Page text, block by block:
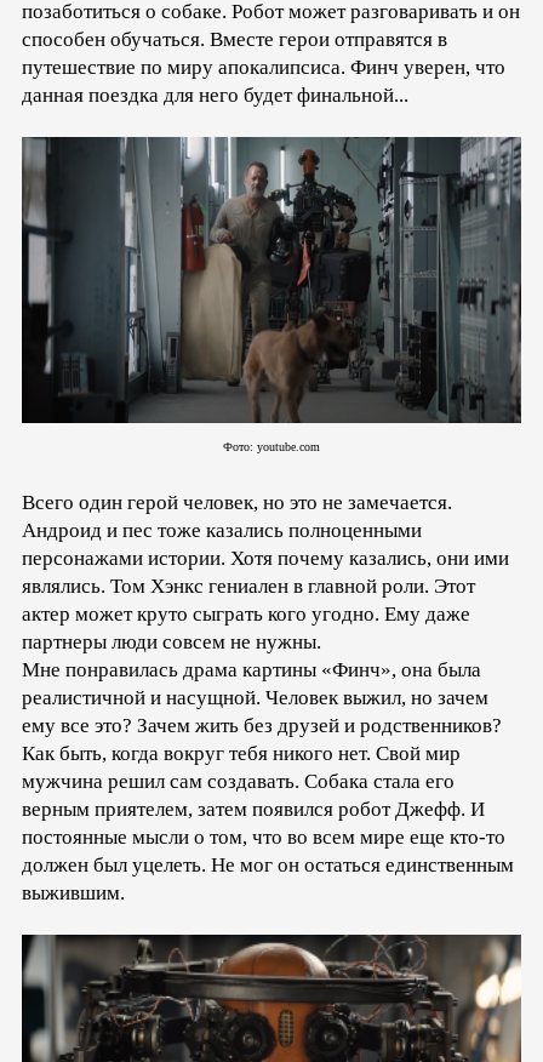
позаботиться о собаке. Робот может разговаривать и он
способен обучаться. Вместе герои отправятся в
путешествие по миру апокалипсиса. Финч уверен, что
данная поездка для него будет финальной...
Фото: youtube.com
Всего один герой человек, но это не замечается.
Андроид и пес тоже казались полноценными
персонажами истории. Хотя почему казались, они ими
являлись. Том Хэнкс гениален в главной роли. Этот
актер может круто сыграть кого угодно. Ему даже
партнеры люди совсем не нужны.
Мне понравилась драма картины «Финч», она была
реалистичной и насущной. Человек выжил, но зачем
ему все это? Зачем жить без друзей и родственников?
Как быть, когда вокруг тебя никого нет. Свой мир
мужчина решил сам создавать. Собака стала его
верным приятелем, затем появился робот Джефф. И
постоянные мысли о том, что во всем мире еще кто-то
должен был уцелеть. Не мог он остаться единственным
выжившим.